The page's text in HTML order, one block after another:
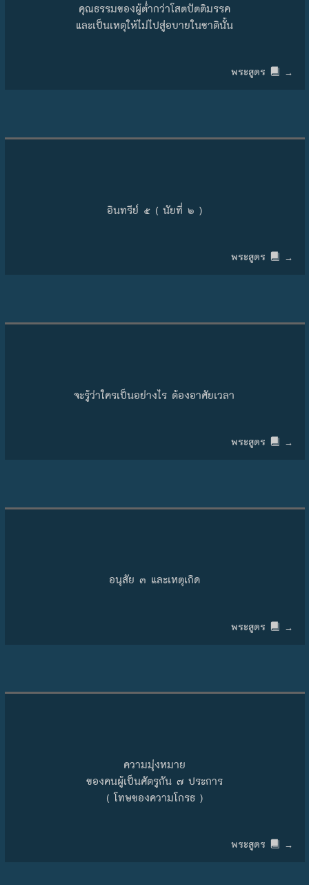
คุณธรรมของผู้ต่ำกว่าโสตปัตติมรรค
และเป็นเหตุให้ไม่ไปสู่อบายในชาตินั้น
พระสูตร →
อินทรีย์ ๕ ( นัยที่ ๒ )
พระสูตร →
จะรู้ว่าใครเป็นอย่างไร ต้องอาศัยเวลา
พระสูตร →
อนุสัย ๓ และเหตุเกิด
พระสูตร →
ความมุ่งหมาย
ของคนผู้เป็นศัตรูกัน ๗ ประการ
( โทษของความโกรธ )
พระสูตร →